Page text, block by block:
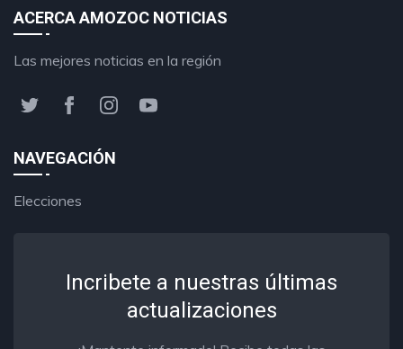
ACERCA AMOZOC NOTICIAS
Las mejores noticias en la región
NAVEGACIÓN
Elecciones
Incribete a nuestras últimas
actualizaciones